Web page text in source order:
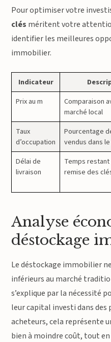
Pour optimiser votre
clés méritent votre
identifier les meilleures
immobilier.
Indicateur
Prix au m
Comparaison
marché local
Taux
d’occupation
Pourcentage
vendus dans
Délai de
livraison
Temps restant
remise des
Analyse
déstockage
Le déstockage immobilier
inférieurs au marché
s’explique par la nécessité
leur capital investi dans des
acheteurs, cela représente
bien à moindre coût, tout